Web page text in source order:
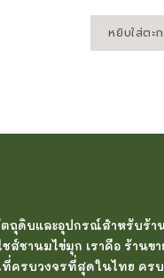
หยิบใส่ตะ
ถุดิบและอุปกรณ์สำหรับร้า
ส์ชานมไข่มุก เราคือ ร้านข
ครบวงจรที่สุดในไทย คร